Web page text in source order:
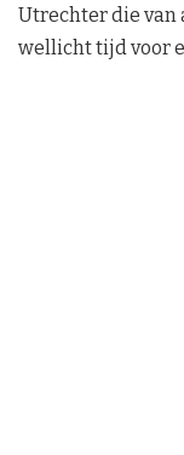
Utrechter die van
wellicht tijd voor